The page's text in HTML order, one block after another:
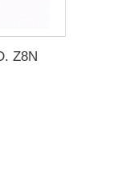
Z8N